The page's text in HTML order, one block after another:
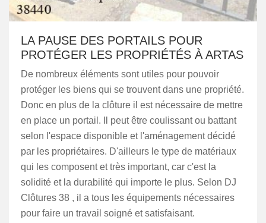
LA PAUSE DES PORTAILS POUR
PROTÉGER LES PROPRIÉTÉS À ARTAS
De nombreux éléments sont utiles pour pouvoir
protéger les biens qui se trouvent dans une propriété.
Donc en plus de la clôture il est nécessaire de mettre
en place un portail. Il peut être coulissant ou battant
selon l'espace disponible et l'aménagement décidé
par les propriétaires. D'ailleurs le type de matériaux
qui les composent et très important, car c'est la
solidité et la durabilité qui importe le plus. Selon DJ
Clôtures 38 , il a tous les équipements nécessaires
pour faire un travail soigné et satisfaisant.